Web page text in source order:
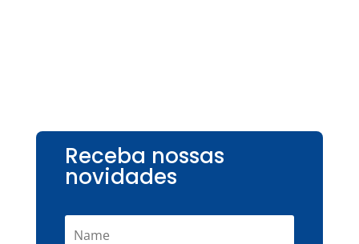
Receba nossas
novidades